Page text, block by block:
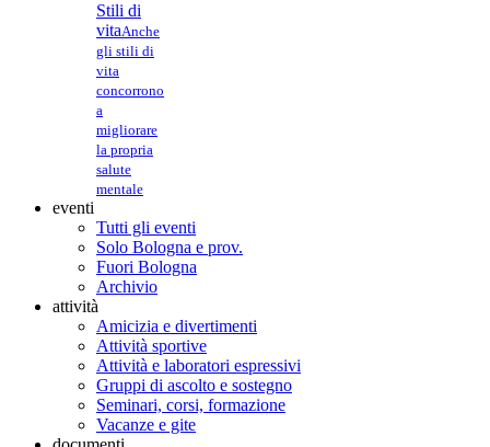
Stili di
vitaAnche
gli stili di
vita
concorrono
a
migliorare
la propria
salute
mentale
eventi
Tutti gli eventi
Solo Bologna e prov.
Fuori Bologna
Archivio
attività
Amicizia e divertimenti
Attività sportive
Attività e laboratori espressivi
Gruppi di ascolto e sostegno
Seminari, corsi, formazione
Vacanze e gite